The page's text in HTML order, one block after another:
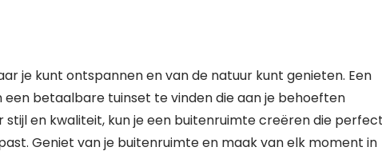
je kunt ontspannen en van de natuur kunt genieten. Een
betaalbare tuinset te vinden die aan je behoeften
en kwaliteit, kun je een buitenruimte creëren die
Geniet van je buitenruimte en maak van elk moment in